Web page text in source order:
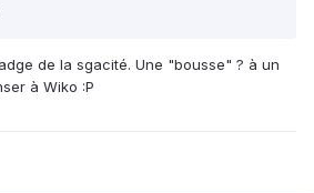
de la sgacité. Une "bousse" ? à un
à Wiko :P